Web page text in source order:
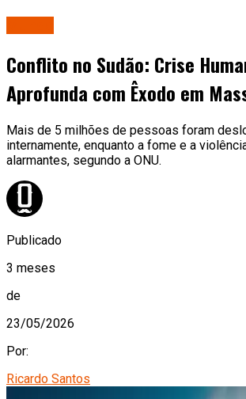
Conflito no Sudão: Crise
Aprofunda com Êxodo em
Mais de 5 milhões de pessoas foram
internamente, enquanto a fome e a
alarmantes, segundo a ONU.
Publicado
3 meses
de
23/05/2026
Por:
Ricardo Santos